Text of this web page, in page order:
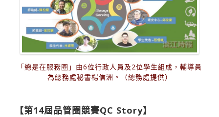
「總是在服務圈」由6位行政人員及2位學生組成，輔導員
為總務處秘書楊信洲。（總務處提供）
【第14屆品管圈競賽QC Story】